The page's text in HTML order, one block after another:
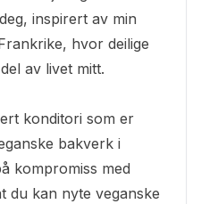
inspirert av min
hvor deilige
av livet mitt.
konditori som er
bakverk i
kompromiss med
du kan nyte veganske